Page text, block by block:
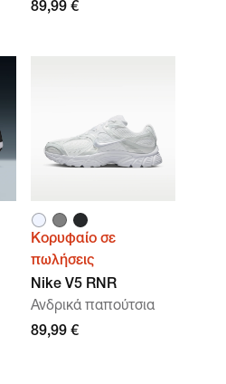
89,99 €
Κορυφαίο σε
πωλήσεις
Nike V5 RNR
Ανδρικά παπούτσια
89,99 €